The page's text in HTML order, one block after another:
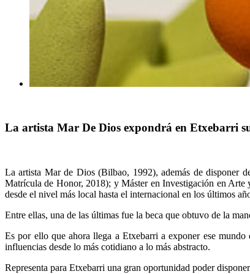
La artista Mar De Dios expondrá en Etxebarri
La artista Mar de Dios (Bilbao, 1992), además de disponer
Matrícula de Honor, 2018); y Máster en Investigación en
desde el nivel más local hasta el internacional en los últimos
Entre ellas, una de las últimas fue la beca que obtuvo de la
Es por ello que ahora llega a Etxebarri a exponer ese
influencias desde lo más cotidiano a lo más abstracto.
Representa para Etxebarri una gran oportunidad poder